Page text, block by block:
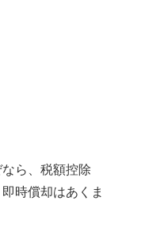
ら、税額控除
時償却はあくま